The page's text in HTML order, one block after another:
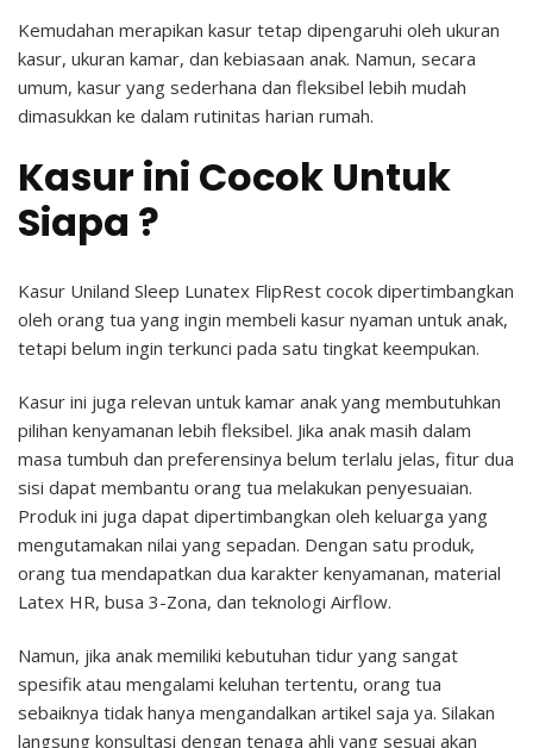
Kemudahan merapikan kasur tetap dipengaruhi oleh ukuran
kasur, ukuran kamar, dan kebiasaan anak. Namun, secara
umum, kasur yang sederhana dan fleksibel lebih mudah
dimasukkan ke dalam rutinitas harian rumah.
Kasur ini Cocok Untuk
Siapa ?
Kasur Uniland Sleep Lunatex FlipRest cocok dipertimbangkan
oleh orang tua yang ingin membeli kasur nyaman untuk anak,
tetapi belum ingin terkunci pada satu tingkat keempukan.
Kasur ini juga relevan untuk kamar anak yang membutuhkan
pilihan kenyamanan lebih fleksibel. Jika anak masih dalam
masa tumbuh dan preferensinya belum terlalu jelas, fitur dua
sisi dapat membantu orang tua melakukan penyesuaian.
Produk ini juga dapat dipertimbangkan oleh keluarga yang
mengutamakan nilai yang sepadan. Dengan satu produk,
orang tua mendapatkan dua karakter kenyamanan, material
Latex HR, busa 3-Zona, dan teknologi Airflow.
Namun, jika anak memiliki kebutuhan tidur yang sangat
spesifik atau mengalami keluhan tertentu, orang tua
sebaiknya tidak hanya mengandalkan artikel saja ya. Silakan
langsung konsultasi dengan tenaga ahli yang sesuai akan